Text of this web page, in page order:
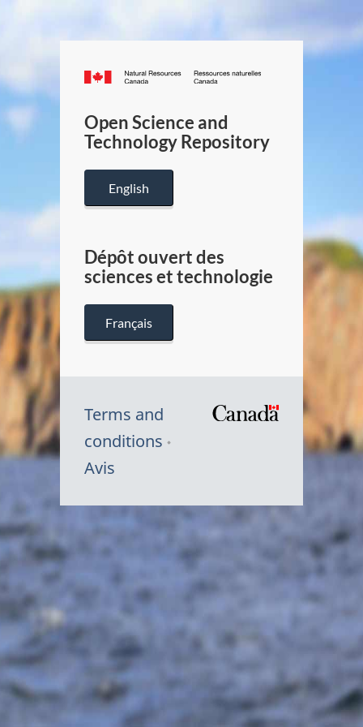
Canada.ca
/
Canada
Open Science and
Technology Repository
English
Dépôt ouvert des
sciences et technologie
Français
Terms and
conditions
Avis
Symbole
Canada